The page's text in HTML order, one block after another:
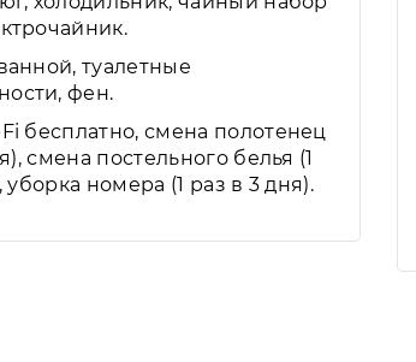
туалетные
фен.
бесплатно, смена полотенец
смена постельного белья (1
уборка номера (1 раз в 3 дня).